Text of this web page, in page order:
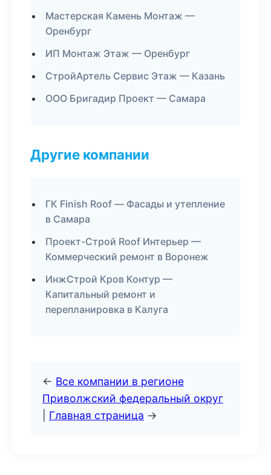
Мастерская Камень Монтаж —
Оренбург
ИП Монтаж Этаж — Оренбург
СтройАртель Сервис Этаж — Казань
ООО Бригадир Проект — Самара
Другие компании
ГК Finish Roof — Фасады и утепление
в Самара
Проект-Строй Roof Интерьер —
Коммерческий ремонт в Воронеж
ИнжСтрой Кров Контур —
Капитальный ремонт и
перепланировка в Калуга
← Все компании в регионе
Приволжский федеральный округ
Главная страница →